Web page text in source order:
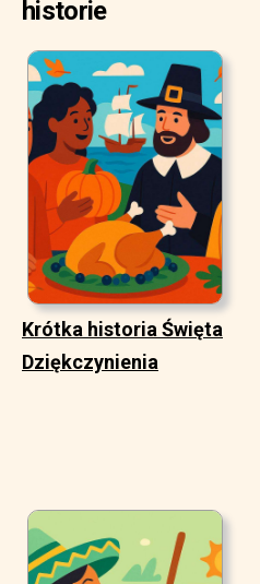
historie
Krótka historia Święta
Dziękczynienia